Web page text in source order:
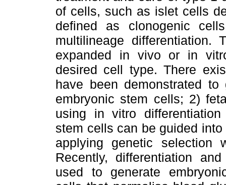
of cells, such as islet cells
defined as clonogenic
multilineage
expanded in vivo or in
desired cell type. There
have been demonstrated
embryonic stem cells; 2)
using in vitro
stem cells can be guided
applying genetic selection
Recently, differentiation
used to generate